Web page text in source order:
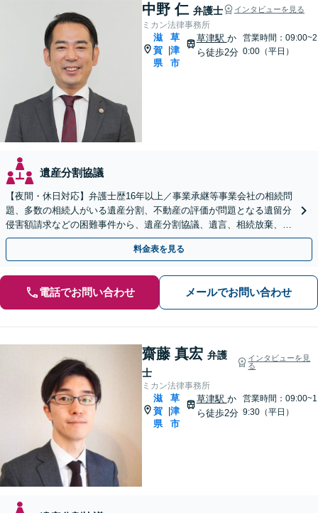
中野 仁 弁護士 インタビューを見る
ミカン法律事務所
滋
賀
県
草
津
市
草津駅 か
ら徒歩2分
営業時間：09:00~2
0:00（平日）
遺産分割協議
【夜間・休日対応】弁護士歴16年以上／事業承継等事業会社の相続問
題、多数の相続人がいる遺産分割、不動産の評価が問題となる遺留分
侵害額請求などの困難事件から、遺産分割協議、遺言、相続放棄、使
途不明金の調査まで、全般の経験豊富【JR草津駅2分】
料金表を見る
電話でお問い合わせ メールでお問い合わせ
齋藤 真宏 弁護
士
インタビューを見
る
ミカン法律事務所
滋
賀
県
草
津
市
草津駅 か
ら徒歩2分
営業時間：09:00~1
9:30（平日）